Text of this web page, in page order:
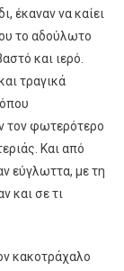
έκαναν να καίει
το αδούλωτο
και ιερό.
τραγικά
τον φωτερότερο
Και από
εύγλωττα, με τη
και σε τι
κακοτράχαλο